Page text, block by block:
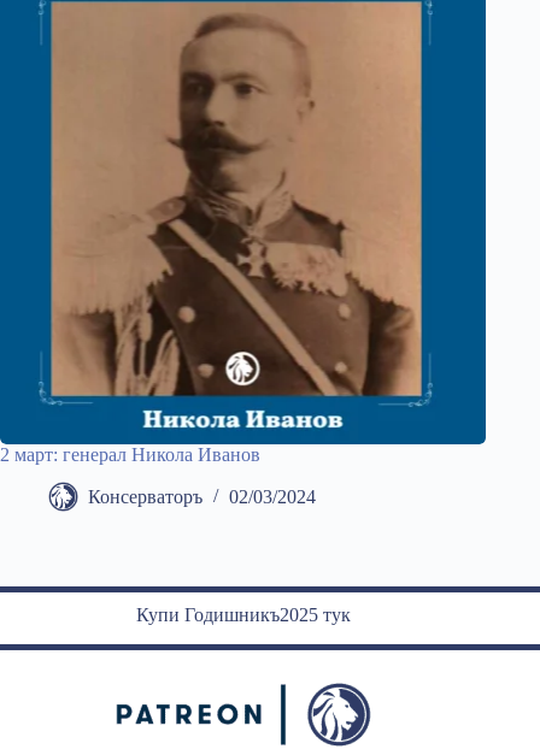
2 март: генерал Никола Иванов
Консерваторъ 02/03/2024
Купи Годишникъ2025 тук